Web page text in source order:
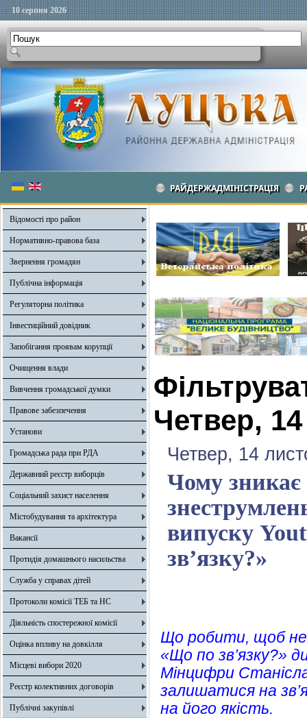
10 серпня 2026
РАЙДЕРЖАДМІНІСТРАЦІЯ
Відомості про район
Нормативно-правова база
Звернення громадян
Публічна інформація
Регуляторна політика
Інвестиційний довідник
Запобігання проявам корупції
Очищення влади
Вивчення громадської думки
Правове забезпечення
Установи
Громадська рада при РДА
Державний реєстр виборців
Соціальний захист населення
Містобудування та архітектура
Вакансії
Протидія домашнього насильства
Служба у справах дітей
Протоколи комісії ТЕБ та НС
Діяльність спостережної комісії
Оцінка впливу на довкілля
Місцеві вибори 2020
Реєстр колективних договорів
Публічні закупівлі
Четвер,
Четвер, 14
Чому зникає
випуску
зв’язку?»
Що робити, щоб не
«Що по зв’язку?»
Мінцифри
залишатися на
на його якість.